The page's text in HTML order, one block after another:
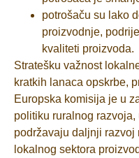
potrošaču su lako
proizvodnje,
kvaliteti proizvoda.
Stratešku važnost
kratkih lanaca opskrbe,
Europska komisija je u
politiku ruralnog
podržavaju daljnji razvoj
lokalnog sektora